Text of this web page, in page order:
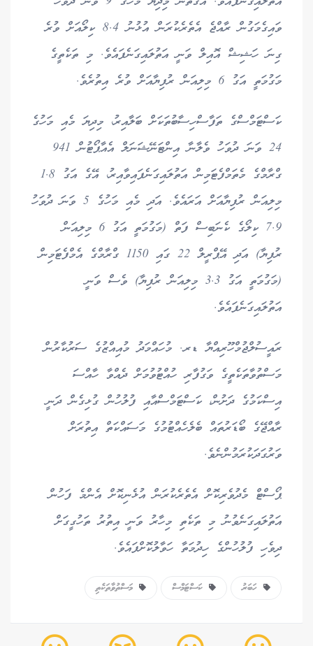
ވައިގެމަގުން ރާއްޖެ އެތެރެކުރަން އުޅުނު 8.4 ކިލޯއަށް ވުރެ
ގިނަ ހަޝިޝް އޮއިލް ވަނީ އަތުލައިގަނެފައެވެ. މި ތަކެތީގެ
މަގުމަތީ އަގު 6 މިލިއަން ރުފިޔާއަށް ވުރެ އިތުރެވެ.
ކަސްޓަމްސްގެ ތަފާސްހިސާބުތަކަށް ބަލާއިރު، މިދިޔަ މެއި މަހުގެ
24 ވަނަ ދުވަހު ވެލާނާ އިންޓަނޭޝަނަލް އެއާޕޯޓުން 941
ގްރާމްގެ މެތަމްފެޓަމިން އަތުލައިގަނެފައިވާއިރު، އޭގެ އަގު 1.8
މިލިއަން ރުފިޔާއަށް އަރައެވެ. އަދި މެއި މަހުގެ 5 ވަނަ ދުވަހު
7.9 ކިލޯގެ ކެނަބިސް ފަތް (މަގުމަތީ އަގު 6 މިލިއަން
ރުފިޔާ) އަދި އޭޕްރީލް 22 ގައި 1150 ގްރާމްގެ އެމްފެޓަމިން
(މަގުމަތީ އަގު 3.3 މިލިއަން ރުފިޔާ) ވެސް ވަނީ
އަތުލައިގަނެފައެވެ.
ރައީސުލްޖުމްހޫރިއްޔާ ޑރ. މުހައްމަދު މުއިއްޒުގެ ސަރުކާރުން
މަސްތުވާތަކެތީގެ ވަގުފާރި ހުއްޓުވުމަށް ދެއްވާ ހާއްސަ
އިސްކަމުގެ ދަށުން، ކަސްޓަމްސްއާއި ފުލުހުން ގުޅިގެން ދަނީ
ރާއްޖޭގެ ބޯޑަރުތައް ބެލެހެއްޓުމުގެ މަސައްކަތް އިތުރަށް
ވަރުގަދަކުރަމުންނެވެ.
ޕޯސްޓް މެދުވެރިކޮށް އެތެރެކުރަން އުޅެނިކޮށް އެންމެ ފަހުން
އަތުލައިގަނެވުނު މި ތަކެތި މިހާރު ވަނީ އިތުރު ތަހުގީގަށް
ދިވެހި ފުލުހުންގެ ހިދުމަތާ ހަވާލުކޮށްފައެވެ.
ހަބަރު ކަސްޓަމްސް މަސްތުވާތަކެތި